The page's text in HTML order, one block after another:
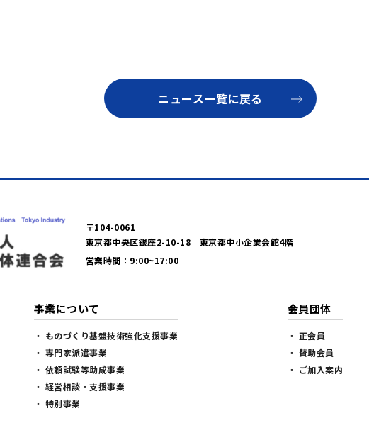
ニュース一覧に戻る
〒104-0061
東京都中央区銀座2-10-18 東京都中小企業会館4階
営業時間：9:00~17:00
事業について
・ ものづくり基盤技術強化支援事業
・ 専門家派遣事業
・ 依頼試験等助成事業
・ 経営相談・支援事業
・ 特別事業
会員団体
・ 正会員
・ 賛助会員
・ ご加入案内